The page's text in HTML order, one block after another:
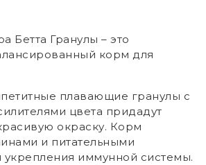
Бетта Гранулы – это
корм для
плавающие гранулы с
цвета придадут
окраску. Корм
и питательными
иммунной системы.